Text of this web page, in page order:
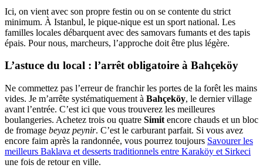
Ici, on vient avec son propre festin ou on se contente du strict
minimum. À Istanbul, le pique-nique est un sport national. Les
familles locales débarquent avec des samovars fumants et des tapis
épais. Pour nous, marcheurs, l’approche doit être plus légère.
L’astuce du local : l’arrêt obligatoire à Bahçeköy
Ne commettez pas l’erreur de franchir les portes de la forêt les mains
vides. Je m’arrête systématiquement à Bahçeköy, le dernier village
avant l’entrée. C’est ici que vous trouverez les meilleures
boulangeries. Achetez trois ou quatre Simit encore chauds et un bloc
de fromage beyaz peynir. C’est le carburant parfait. Si vous avez
encore faim après la randonnée, vous pourrez toujours Savourer les
meilleurs Baklava et desserts traditionnels entre Karaköy et Sirkeci
une fois de retour en ville.